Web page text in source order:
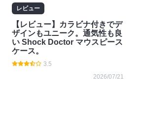
レビュー
【レビュー】カラビナ付きでデ
ザインもユニーク。通気性も良
い Shock Doctor マウスピース
ケース。
3.5
2026/07/21